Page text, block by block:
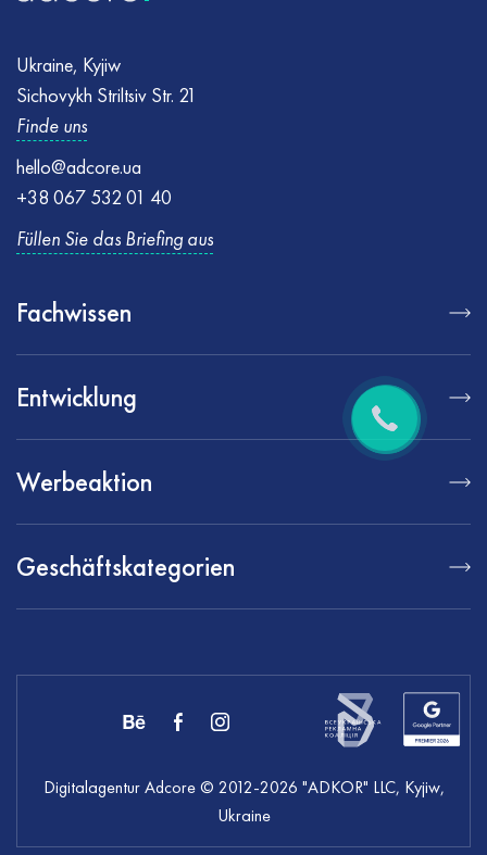
Ukraine, Kyjiw
Sichovykh Striltsiv Str. 21
Finde uns
hello@adcore.ua
+38 067 532 01 40
Füllen Sie das Briefing aus
Fachwissen
Entwicklung
Werbeaktion
Geschäftskategorien
Digitalagentur Adcore© 2012-2026 "ADKOR" LLC, Kyjiw,
Ukraine